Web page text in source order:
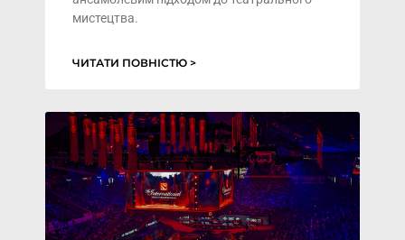
мистецтва.
ЧИТАТИ ПОВНІСТЮ >